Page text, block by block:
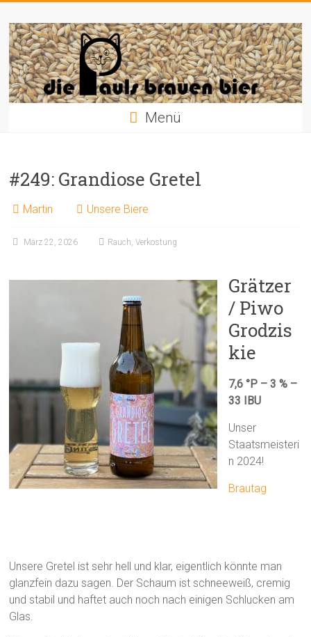
Inhalt
springen
Die
Pauls
brauen
Bier
Menü
#249: Grandiose Gretel
Martin Unsere Biere
März 22, 2026 Rauch,Verkostung
Grätzer
/ Piwo
Grodzis
kie
7,6 °P – 3 % –
33 IBU
Unser
Staatsmeisteri
n 2024!
Brautag
Unsere Gretel ist sehr hell und klar, eigentlich könnte man
glanzfein dazu sagen. Der Schaum ist schneeweiß, cremig
und stabil und haftet auch noch nach einigen Schlucken am
Glas.